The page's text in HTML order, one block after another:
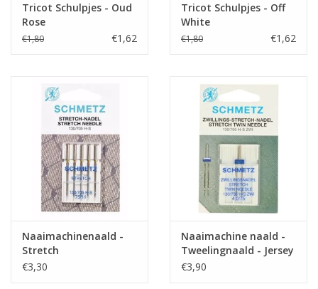
Tricot Schulpjes - Oud
Rose
€1,80 €1,62
Tricot Schulpjes - Off
White
€1,80 €1,62
Naaimachinenaald -
Stretch
€3,30
Naaimachine naald -
Tweelingnaald - Jersey
€3,90